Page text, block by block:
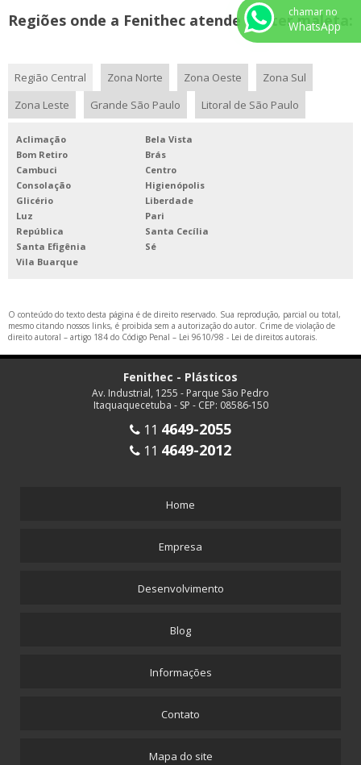
Regiões onde a Fenithec atende Blister maleta:
Região Central Zona Norte Zona Oeste
Zona Sul
Zona Leste
Grande São Paulo Litoral de São Paulo
Aclimação
Bela Vista
Bom Retiro
Brás
Cambuci
Centro
Consolação
Higienópolis
Glicério
Liberdade
Luz
Pari
República
Santa Cecília
Santa Efigênia
Sé
Vila Buarque
O conteúdo do texto desta página é de direito reservado. Sua reprodução, parcial ou total,
mesmo citando nossos links, é proibida sem a autorização do autor. Crime de violação de
direito autoral – artigo 184 do Código Penal – Lei 9610/98 - Lei de direitos autorais.
Fenithec - Plásticos
Av. Industrial, 1255 - Parque São Pedro
Itaquaquecetuba - SP - CEP: 08586-150
11 4649-2055
11 4649-2012
Home
Empresa
Desenvolvimento
Blog
Informações
Contato
Mapa do site
chamar no
WhatsApp